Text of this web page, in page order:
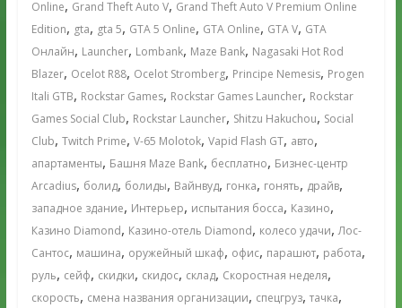
Online, Grand Theft Auto V, Grand Theft Auto V Premium Online
Edition, gta, gta 5, GTA 5 Online, GTA Online, GTA V, GTA
Онлайн, Launcher, Lombank, Maze Bank, Nagasaki Hot Rod
Blazer, Ocelot R88, Ocelot Stromberg, Principe Nemesis, Progen
Itali GTB, Rockstar Games, Rockstar Games Launcher, Rockstar
Games Social Club, Rockstar Launcher, Shitzu Hakuchou, Social
Club, Twitch Prime, V-65 Molotok, Vapid Flash GT, авто,
апартаменты, Башня Maze Bank, бесплатно, Бизнес-центр
Arcadius, болид, болиды, Вайнвуд, гонка, гонять, драйв,
западное здание, Интерьер, испытания босса, Казино,
Казино Diamond, Казино-отель Diamond, колесо удачи,Лос-
Сантос, машина, оружейный шкаф, офис, парашют, работа,
руль, сейф, скидки, скидос, склад, Скоростная неделя,
скорость, смена названия организации, спецгруз, тачка,